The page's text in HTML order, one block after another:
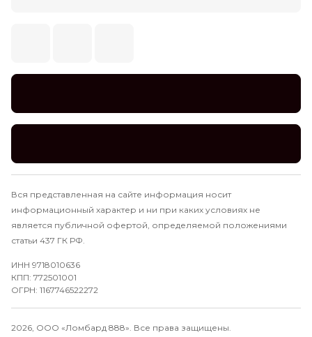
Вся представленная на сайте информация носит
информационный характер и ни при каких условиях не
является публичной офертой, определяемой положениями
статьи 437 ГК РФ.
ИНН 9718010636
КПП: 772501001
ОГРН: 1167746522272
2026, ООО «Ломбард 888». Все права защищены.